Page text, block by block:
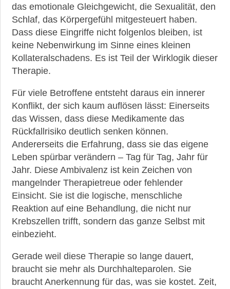
das emotionale Gleichgewicht, die Sexualität, den
Schlaf, das Körpergefühl mitgesteuert haben.
Dass diese Eingriffe nicht folgenlos bleiben, ist
keine Nebenwirkung im Sinne eines kleinen
Kollateralschadens. Es ist Teil der Wirklogik dieser
Therapie.
Für viele Betroffene entsteht daraus ein innerer
Konflikt, der sich kaum auflösen lässt: Einerseits
das Wissen, dass diese Medikamente das
Rückfallrisiko deutlich senken können.
Andererseits die Erfahrung, dass sie das eigene
Leben spürbar verändern – Tag für Tag, Jahr für
Jahr. Diese Ambivalenz ist kein Zeichen von
mangelnder Therapietreue oder fehlender
Einsicht. Sie ist die logische, menschliche
Reaktion auf eine Behandlung, die nicht nur
Krebszellen trifft, sondern das ganze Selbst mit
einbezieht.
Gerade weil diese Therapie so lange dauert,
braucht sie mehr als Durchhalteparolen. Sie
braucht Anerkennung für das, was sie kostet. Zeit,